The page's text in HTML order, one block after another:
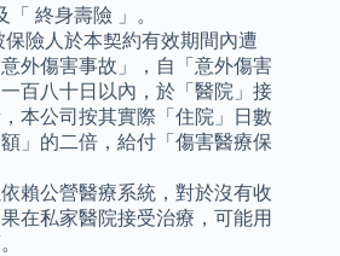
終身壽險 」。
險人於本契約有效期間內遭
外傷害事故」，自「意外傷害
百八十日以內，於「醫院」接
本公司按其實際「住院」日數
」的二倍，給付「傷害醫療保
依賴公營醫療系統，對於沒有收
在私家醫院接受治療，可能用